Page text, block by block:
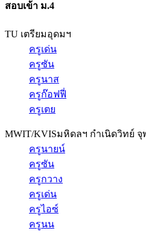
สอบเข้า ม.4
TU เตรียมอุดมฯ
ครูเด่น
ครูซัน
ครูนาส
ครูก๊อฟฟี่
ครูเตย
MWIT/KVISมหิดลฯ กำเนิดวิทย์
ครูนายน์
ครูซัน
ครูกวาง
ครูเด่น
ครูไอซ์
ครูนน